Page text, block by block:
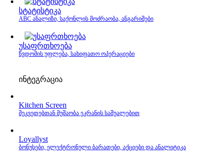
სტატისტიკა
ABC ანალიზი, საქონლის მოძრაობა, ანგარიშები
უსაფრთხოება
წვდომის უფლება, სახიფათო ოპერაციები
ინტეგრაცია
Kitchen Screen
შეკვეთებთან მუშაობა ეკრანის საშუალებით
Loyallyst
ბონუსები, ელექტრონული ბარათები, აქციები და ანალიტიკა